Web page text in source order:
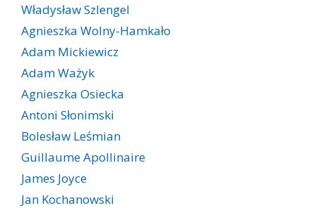
Władysław Szlengel
Agnieszka Wolny-Hamkało
Adam Mickiewicz
Adam Ważyk
Agnieszka Osiecka
Antoni Słonimski
Bolesław Leśmian
Guillaume Apollinaire
James Joyce
Jan Kochanowski